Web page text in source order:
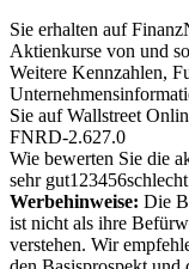
Sie erhalten auf
Aktienkurse von und
Weitere Kennzahlen,
Sie aufWallstreet
FNRD-2.627.0
Wie bewerten Sie die
sehr gut1 23456schlecht
Werbehinweise: Die
ist nicht als ihre
verstehen. Wir